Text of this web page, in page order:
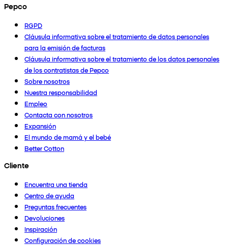
Pepco
RGPD
Cláusula informativa sobre el tratamiento de datos personales
para la emisión de facturas
Cláusula informativa sobre el tratamiento de los datos personales
de los contratistas de Pepco
Sobre nosotros
Nuestra responsabilidad
Empleo
Contacta con nosotros
Expansión
El mundo de mamá y el bebé
Better Cotton
Cliente
Encuentra una tienda
Centro de ayuda
Preguntas frecuentes
Devoluciones
Inspiración
Configuración de cookies